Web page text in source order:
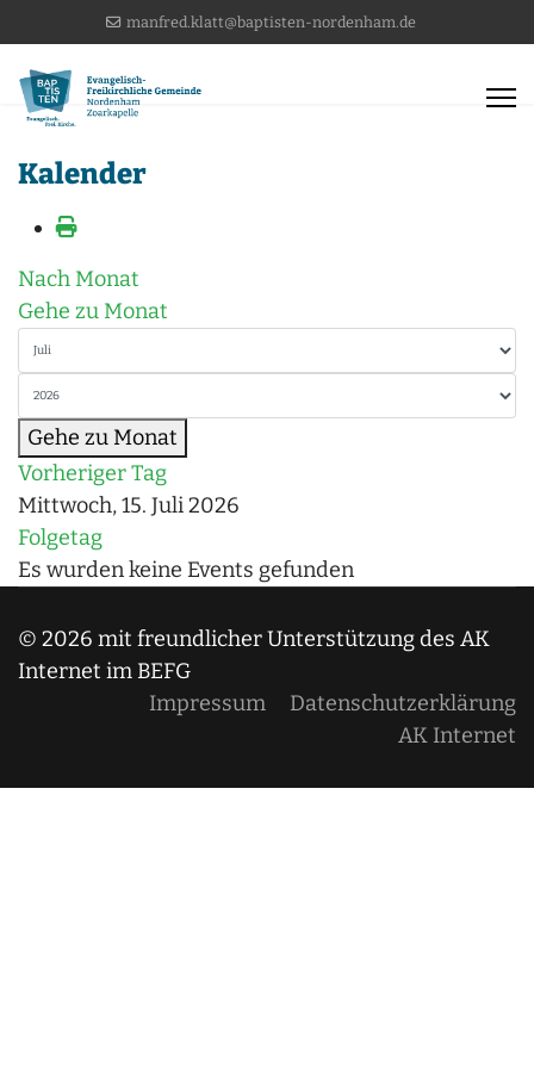
manfred.klatt@baptisten-nordenham.de
Kalender
Nach Monat
Gehe zu Monat
Gehe zu Monat
Vorheriger Tag
Mittwoch, 15. Juli 2026
Folgetag
Es wurden keine Events gefunden
© 2026 mit freundlicher Unterstützung des AK
Internet im BEFG
Impressum
Datenschutzerklärung
AK Internet